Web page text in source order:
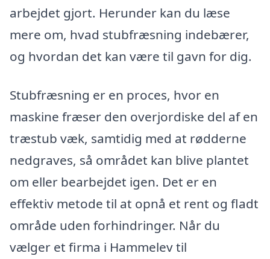
arbejdet gjort. Herunder kan du læse
mere om, hvad stubfræsning indebærer,
og hvordan det kan være til gavn for dig.
Stubfræsning er en proces, hvor en
maskine fræser den overjordiske del af en
træstub væk, samtidig med at rødderne
nedgraves, så området kan blive plantet
om eller bearbejdet igen. Det er en
effektiv metode til at opnå et rent og fladt
område uden forhindringer. Når du
vælger et firma i Hammelev til